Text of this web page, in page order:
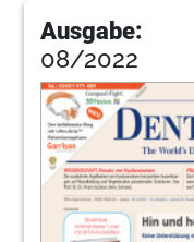
Ausgabe:
08/2022